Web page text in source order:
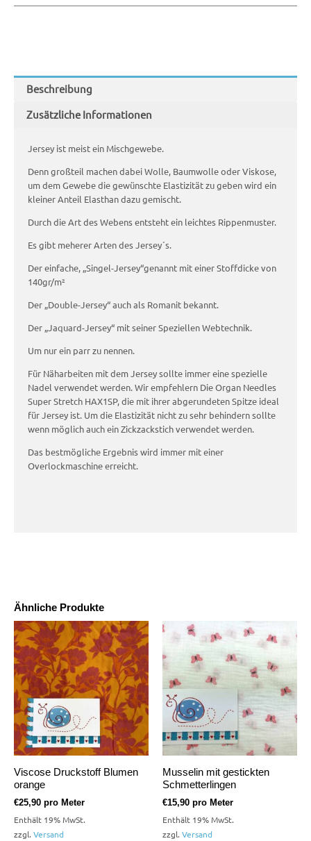
Ähnliche Produkte
Viscose Druckstoff Blumen
orange
€25,90 pro Meter
Enthält 19% MwSt.
zzgl. Versand
Musselin mit gestickten
Schmetterlingen
€15,90 pro Meter
Enthält 19% MwSt.
zzgl. Versand
Beschreibung
Zusätzliche Informationen
Jersey ist meist ein Mischgewebe.
Denn großteil machen dabei Wolle, Baumwolle oder Viskose,
um dem Gewebe die gewünschte Elastizität zu geben wird ein
kleiner Anteil Elasthan dazu gemischt.
Durch die Art des Webens entsteht ein leichtes Rippenmuster.
Es gibt meherer Arten des Jersey´s.
Der einfache, „Singel-Jersey“genannt mit einer Stoffdicke von
140gr/m²
Der „Double-Jersey“ auch als Romanit bekannt.
Der „Jaquard-Jersey“ mit seiner Speziellen Webtechnik.
Um nur ein parr zu nennen.
Für Näharbeiten mit dem Jersey sollte immer eine spezielle
Nadel verwendet werden. Wir empfehlern Die Organ Needles
Super Stretch HAX1SP, die mit ihrer abgerundeten Spitze ideal
für Jersey ist. Um die Elastizität nicht zu sehr behindern sollte
wenn möglich auch ein Zickzackstich verwendet werden.
Das bestmögliche Ergebnis wird immer mit einer
Overlockmaschine erreicht.